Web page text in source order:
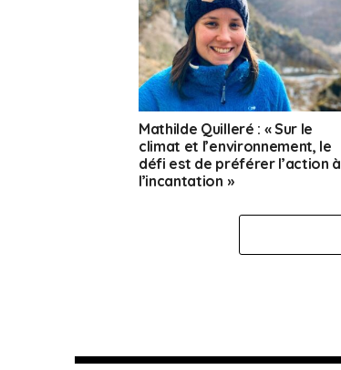
Mathilde Quilleré : « Sur le
climat et l’environnement, le
défi est de préférer l’action à
l’incantation »